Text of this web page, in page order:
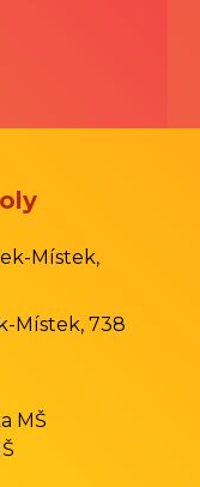
Místek,
Místek, 738
MŠ